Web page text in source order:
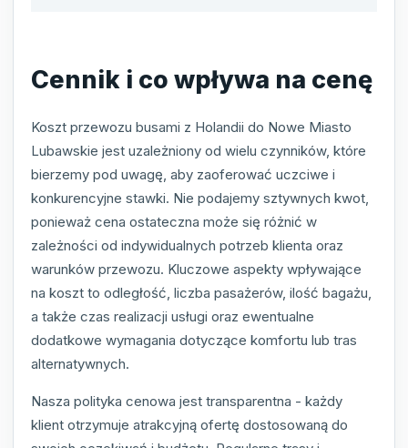
Cennik i co wpływa na cenę
Koszt przewozu busami z Holandii do Nowe Miasto
Lubawskie jest uzależniony od wielu czynników, które
bierzemy pod uwagę, aby zaoferować uczciwe i
konkurencyjne stawki. Nie podajemy sztywnych kwot,
ponieważ cena ostateczna może się różnić w
zależności od indywidualnych potrzeb klienta oraz
warunków przewozu. Kluczowe aspekty wpływające
na koszt to odległość, liczba pasażerów, ilość bagażu,
a także czas realizacji usługi oraz ewentualne
dodatkowe wymagania dotyczące komfortu lub tras
alternatywnych.
Nasza polityka cenowa jest transparentna - każdy
klient otrzymuje atrakcyjną ofertę dostosowaną do